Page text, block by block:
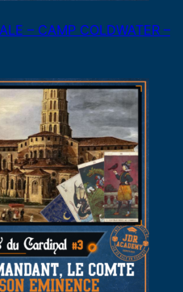
– CAMP COLDWATER –